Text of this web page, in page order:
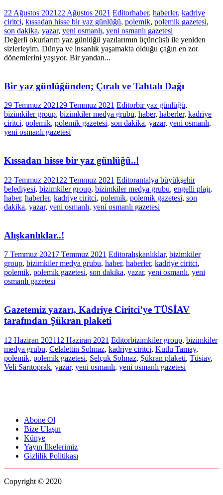
22 Ağustos 2021 22 Ağustos 2021 Editorhaber, haberler, kadriye
ciritci, kıssadan hisse bir yaz günlüğü, polemik, polemik gazetesi,
son dakika, yazar, yeni osmanlı, yeni osmanlı gazetesi
Değerli okurlarım yaz günlüğü yazılarımın üçüncüsü ile yeniden
sizlerleyim. Dünya ve insanlık yaşamakta olduğu çağın en zor
dönemlerini yaşıyor. Bir yandan...
Bir yaz günlüğünden; Çıralı ve Tahtalı Dağı
29 Temmuz 2021 29 Temmuz 2021 Editorbir yaz günlüğü,
bizimkiler group, bizimkiler medya grubu, haber, haberler, kadriye
ciritci, polemik, polemik gazetesi, son dakika, yazar, yeni osmanlı,
yeni osmanlı gazetesi
Kıssadan hisse bir yaz günlüğü..!
22 Temmuz 2021 22 Temmuz 2021 Editorantalya büyükşehir
belediyesi, bizimkiler group, bizimkiler medya grubu, engelli plajı,
haber, haberler, kadriye ciritci, polemik, polemik gazetesi, son
dakika, yazar, yeni osmanlı, yeni osmanlı gazetesi
Alışkanlıklar..!
7 Temmuz 2021 7 Temmuz 2021 Editoralışkanlıklar, bizimkiler
group, bizimkiler medya grubu, haber, haberler, kadriye ciritci,
polemik, polemik gazetesi, son dakika, yazar, yeni osmanlı, yeni
osmanlı gazetesi
Gazetemiz yazarı, Kadriye Ciritci’ye TÜSİAV
tarafından Şükran plaketi
12 Haziran 202112 Haziran 2021 Editorbizimkiler group, bizimkiler
medya grubu, Celalettin Solmaz, kadriye ciritci, Kutlu Tamay,
polemik, polemik gazetesi, Selçuk Solmaz, Şükran plaketi, Tüsiav,
Veli Sarıtoprak, yazar, yeni osmanlı, yeni osmanlı gazetesi
Abone Ol
Bize Ulaşın
Künye
Yayın İlkelerimiz
Gizlilik Politikası
Copyright © 2020